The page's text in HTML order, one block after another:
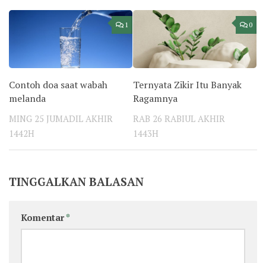
1
Contoh doa saat wabah
melanda
MING 25 JUMADIL AKHIR
1442H
0
Ternyata Zikir Itu Banyak
Ragamnya
RAB 26 RABIUL AKHIR
1443H
TINGGALKAN BALASAN
Komentar*